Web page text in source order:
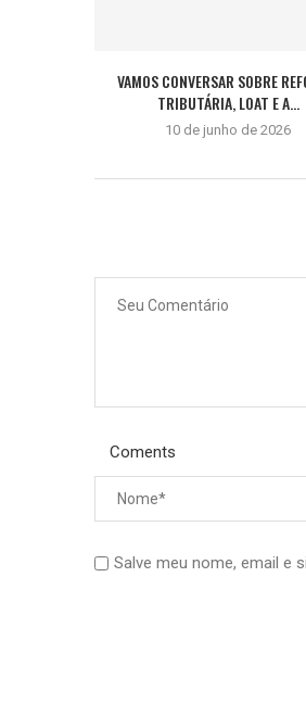
VAMOS CONVERSAR SOBRE
TRIBUTÁRIA, LOAT E A...
10 de junho de 2026
Coments
Salve meu nome, email e